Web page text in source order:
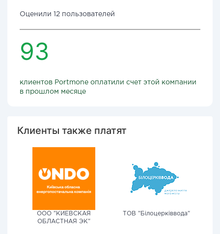
Оценили 12 пользователей
93
клиентов Portmone оплатили счет этой компании
в прошлом месяце
Клиенты также платят
ООО "КИЕВСКАЯ
ОБЛАСТНАЯ ЭК"
ТОВ "Білоцерківвода"